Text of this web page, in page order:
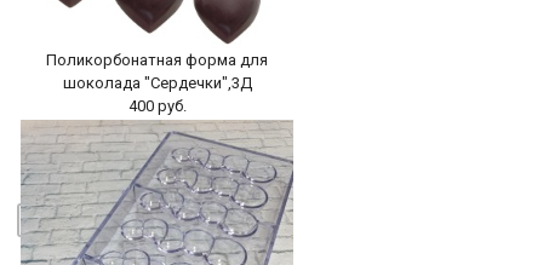
Поликорбонатная форма для
шоколада "Сердечки",3Д
400 руб.
БЫСТРЫЙ ПРОСМОТР
- + В КОРЗИНУ